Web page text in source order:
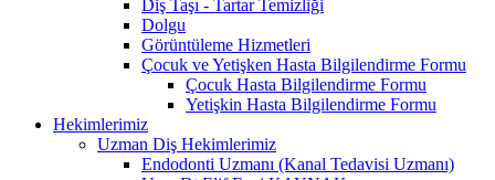
Diş Taşı - Tartar Temizliği
Dolgu
Görüntüleme Hizmetleri
Çocuk ve Yetişken Hasta Bilgilendirme Formu
Çocuk Hasta Bilgilendirme Formu
Yetişkin Hasta Bilgilendirme Formu
Hekimlerimiz
Uzman Diş Hekimlerimiz
Endodonti Uzmanı (Kanal Tedavisi Uzmanı)